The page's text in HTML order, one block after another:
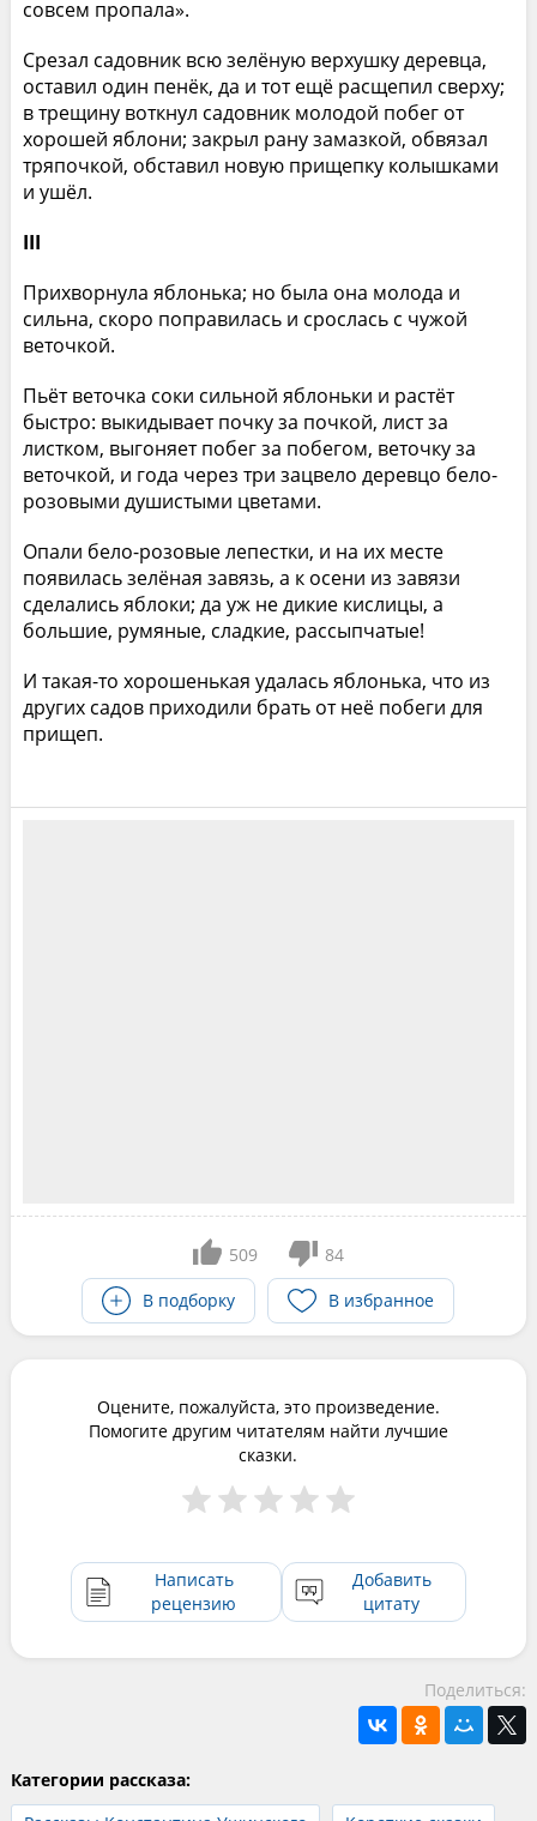
совсем пропала».
Срезал садовник всю зелёную верхушку деревца,
оставил один пенёк, да и тот ещё расщепил сверху;
в трещину воткнул садовник молодой побег от
хорошей яблони; закрыл рану замазкой, обвязал
тряпочкой, обставил новую прищепку колышками
и ушёл.
III
Прихворнула яблонька; но была она молода и
сильна, скоро поправилась и срослась с чужой
веточкой.
Пьёт веточка соки сильной яблоньки и растёт
быстро: выкидывает почку за почкой, лист за
листком, выгоняет побег за побегом, веточку за
веточкой, и года через три зацвело деревцо бело-
розовыми душистыми цветами.
Опали бело-розовые лепестки, и на их месте
появилась зелёная завязь, а к осени из завязи
сделались яблоки; да уж не дикие кислицы, а
большие, румяные, сладкие, рассыпчатые!
И такая-то хорошенькая удалась яблонька, что из
других садов приходили брать от неё побеги для
прищеп.
509
84
В подборку
В избранное
Оцените, пожалуйста, это произведение.
Помогите другим читателям найти лучшие
сказки.
Написать
рецензию
Добавить
цитату
Поделиться:
Категории рассказа: